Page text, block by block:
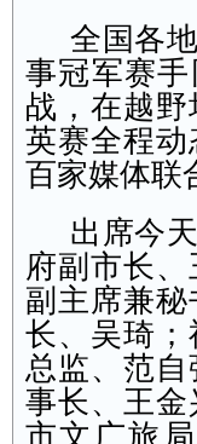
全国各
事冠军赛手
战，在越
英赛全程
百家媒体联
出席今
府副市长
副主席兼
长、吴琦
总监、范
事长、王
市文广旅